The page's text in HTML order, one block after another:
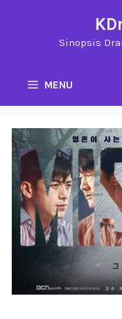
Sinopsis
MENU